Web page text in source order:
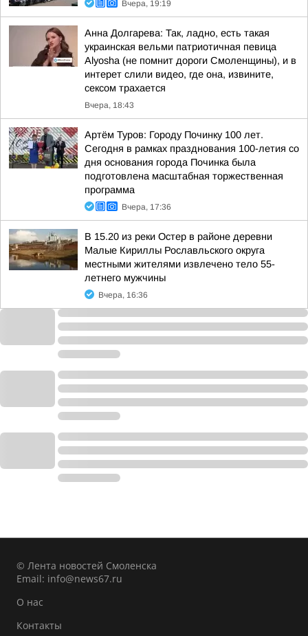
Вчера, 19:19
Анна Долгарева: Так, ладно, есть такая
украинская вельми патриотичная певица
Alyosha (не помнит дороги Смоленщины), и в
интерет слили видео, где она, извините,
сексом трахается
Вчера, 18:43
Артём Туров: Городу Починку 100 лет.
Сегодня в рамках празднования 100-летия со
дня основания города Починка была
подготовлена масштабная торжественная
программа
Вчера, 17:36
В 15.20 из реки Остер в районе деревни
Малые Кириллы Рославльского округа
местными жителями извлечено тело 55-
летнего мужчины
Вчера, 16:36
© Лента новостей Смоленска
Email: info@news67.ru
О нас
Контакты